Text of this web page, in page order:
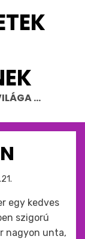
…
egy kedves
szigorú
nagyon unta,